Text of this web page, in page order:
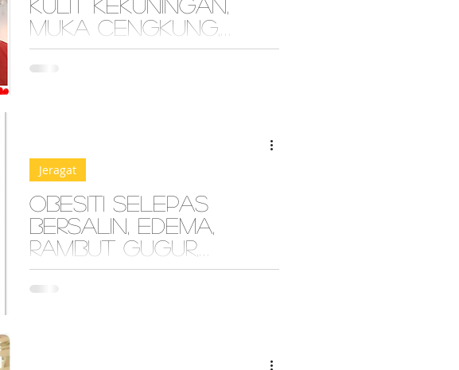
kulit kekuningan,
muka cengkung,
muka kusam
kecil lagi.Tambahan pula dengan tabiat tidur
Obesiti Selepas
Bersalin, Edema,
Rambut Gugur,
Jeragat
semakin muda. Gambar di bahagian kiri
Jeragat